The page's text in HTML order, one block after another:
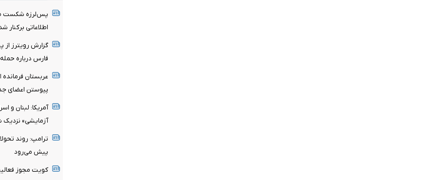
پس‌لرزه شکست
اطلاعاتی برکنار
گزارش رویترز از
فارس درباره حمله
عربستان فرمانده
پیوستن اعضای
آمریکا: لبنان و
آزمایشی» نزدیک
ترامپ: روند
پیش می‌رود
کویت مجوز